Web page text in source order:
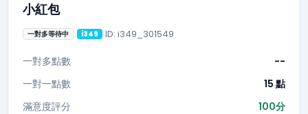
小紅包
一對多等待中 i349 ID: i349_301549
一對多點數
--
一對一點數
15 點
滿意度評分
100分